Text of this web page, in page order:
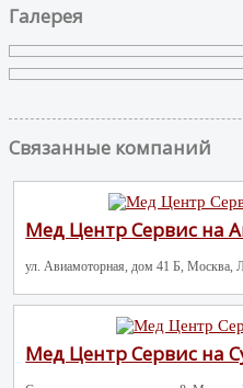
Галерея
Связанные компаний
Мед Центр Сервис на
ул. Авиамоторная, дом 41 Б, Москва,
Мед Центр Сервис на